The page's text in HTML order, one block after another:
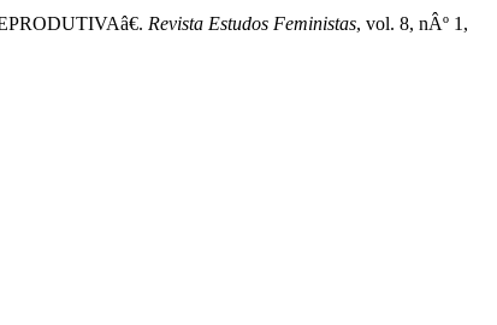
Revista Estudos Feministas, vol. 8, nÂº 1,